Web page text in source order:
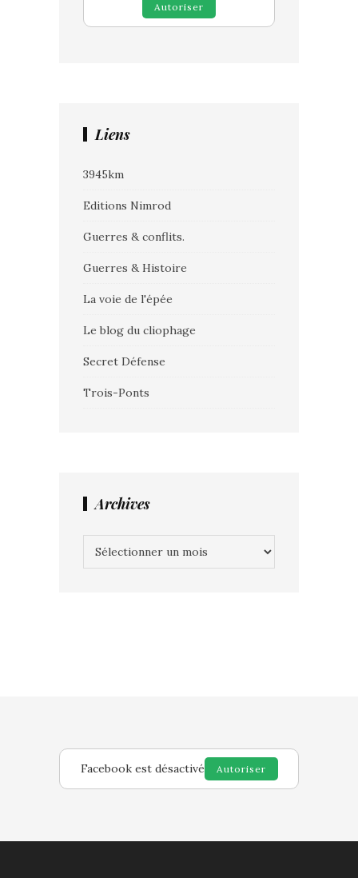
Autoriser
Liens
3945km
Editions Nimrod
Guerres & conflits.
Guerres & Histoire
La voie de l'épée
Le blog du cliophage
Secret Défense
Trois-Ponts
Archives
Facebook est désactivé Autoriser